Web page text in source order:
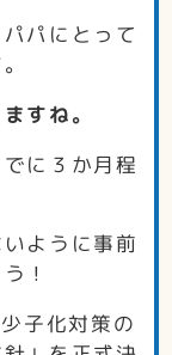
パにとって
すね。
に３か月程
ように事前
！
子化対策の